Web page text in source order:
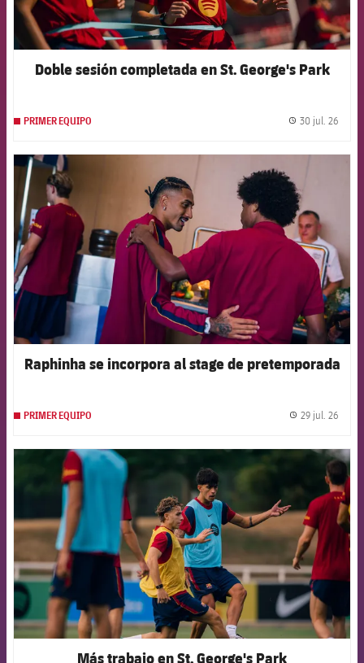
Doble sesión completada en St. George's Park
PRIMER EQUIPO 30 jul. 26
Raphinha se incorpora al stage de pretemporada
PRIMER EQUIPO 29 jul. 26
FCB Barcelona badge
Más trabajo en St. George's Park